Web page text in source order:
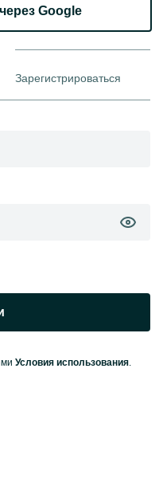
Google
Зарегистрироваться
Условия использования.